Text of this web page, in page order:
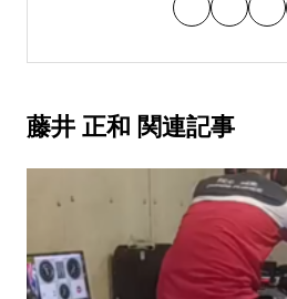
藤井 正和 関連記事